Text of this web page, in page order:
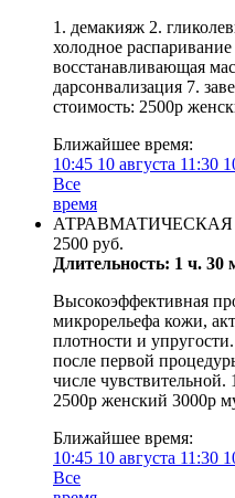
1. демакияж 2.
холодное распаривание
восстанавливающая
дарсонвализация 7.
стоимость: 2500р
Ближайшее время:
10:45 10 августа 11:30
Все
время
2500 руб.
Длительность: 1 ч. 30
Высокоэффективная
микрорельефа кожи,
плотности и
после первой
числе чувствительной.
2500р женский 3000р
Ближайшее время:
10:45 10 августа 11:30
Все